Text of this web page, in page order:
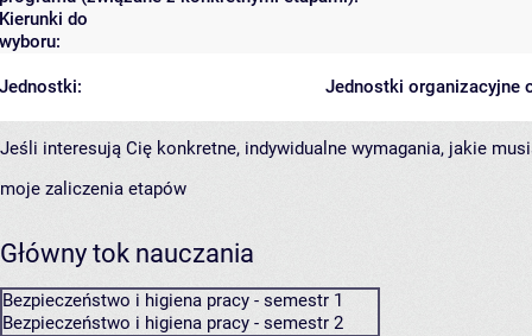
Kierunki do
wyboru:
Jednostki organizacyjne
Jednostki:
Jeśli interesują Cię konkretne, indywidualne wymagania, jakie
moje zaliczenia etapów
Główny tok nauczania
Bezpieczeństwo i higiena pracy - semestr 1
Bezpieczeństwo i higiena pracy - semestr 2